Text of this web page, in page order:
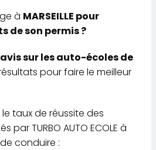
à MARSEILLE pour
de son permis ?
sur les auto-écoles de
pour faire le meilleur
taux de réussite des
TURBO AUTO ECOLE à
conduire :